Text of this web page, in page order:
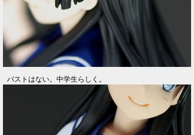
バストはない。中学生らしく。